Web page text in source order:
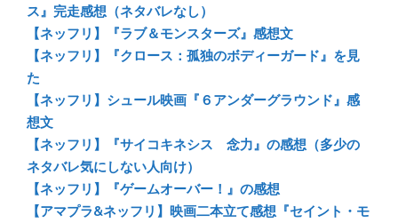
ス』完走感想（ネタバレなし）
【ネッフリ】『ラブ＆モンスターズ』感想文
【ネッフリ】『クロース：孤独のボディーガード』を見
た
【ネッフリ】シュール映画『６アンダーグラウンド』感
想文
【ネッフリ】『サイコキネシス 念力』の感想（多少の
ネタバレ気にしない人向け）
【ネッフリ】『ゲームオーバー！』の感想
【アマプラ&ネッフリ】映画二本立て感想『セイント・モ